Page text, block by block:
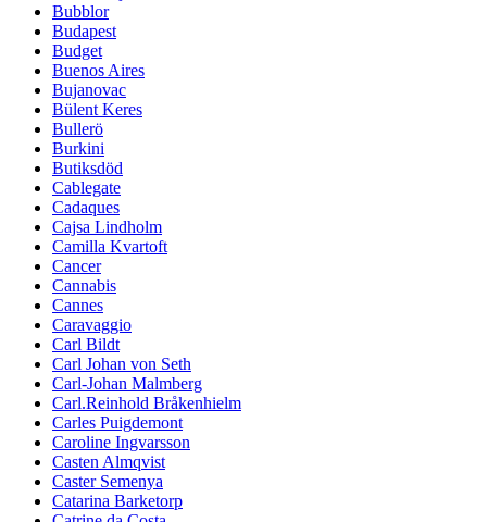
Bubblor
Budapest
Budget
Buenos Aires
Bujanovac
Bülent Keres
Bullerö
Burkini
Butiksdöd
Cablegate
Cadaques
Cajsa Lindholm
Camilla Kvartoft
Cancer
Cannabis
Cannes
Caravaggio
Carl Bildt
Carl Johan von Seth
Carl-Johan Malmberg
Carl.Reinhold Bråkenhielm
Carles Puigdemont
Caroline Ingvarsson
Casten Almqvist
Caster Semenya
Catarina Barketorp